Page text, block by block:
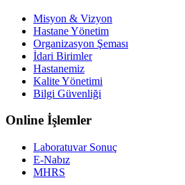
Misyon & Vizyon
Hastane Yönetim
Organizasyon Şeması
İdari Birimler
Hastanemiz
Kalite Yönetimi
Bilgi Güvenliği
Online İşlemler
Laboratuvar Sonuç
E-Nabız
MHRS